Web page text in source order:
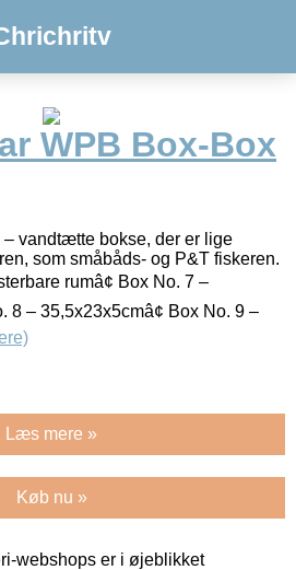
WPB Box-Box
vandtætte bokse, der er lige
som småbåds- og P&T fiskeren.
rumâ¢ Box No. 7 –
8 – 35,5x23x5cmâ¢ Box No. 9 –
Læs mere »
Køb nu »
webshops er i øjeblikket